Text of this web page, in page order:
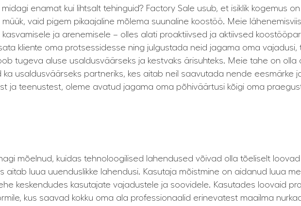
enamat kui lihtsalt tehinguid? Factory Sale usub, et isiklik kogemus
vaid pigem pikaajaline mõlema suunaline koostöö. Meie
ja arenemisele – olles alati proaktiivsed ja aktiivsed
kliente oma protsessidesse ning julgustada neid jagama oma vajadusi,
tugeva aluse usaldusväärseks ja kestvaks ärisuhteks. Meie tahe on olla
usaldusväärseks partneriks, kes aitab neil saavutada nende eesmärke
ja teenustest, oleme avatud jagama oma põhiväärtusi kõigi oma
mõelnud, kuidas tehnoloogilised lahendused võivad olla tõeliselt
aitab luua uuenduslikke lahendusi. Kasutaja mõistmine on aidanud luua
keskendudes kasutajate vajadustele ja soovidele. Kasutades loovaid
kus saavad kokku oma ala professionaalid erinevatest maailma